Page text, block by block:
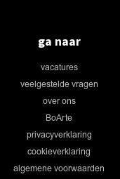
ga naar
vacatures
veelgestelde vragen
over ons
BoArte
privacyverklaring
cookieverklaring
algemene voorwaarden